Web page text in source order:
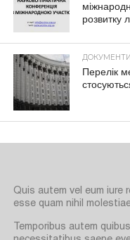
розвитку
ДОКУМЕНТИ
Перелік
Quis autem vel eum iure
esse quam nihil
Temporibus autem